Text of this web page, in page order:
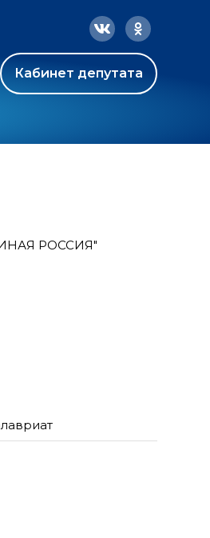
Кабинет депутата
РОССИЯ"